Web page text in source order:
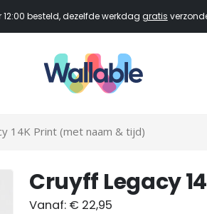
12:00 besteld, dezelfde werkdag gratis
14K Print (met naam & tijd)
Cruyff Legacy
Vanaf: € 22,95